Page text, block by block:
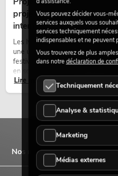
projecteurs à tête mobile
intempéries pour les
Les lyres outdoor sont des
une utilisation en extérieur. Elles
festivals, de fêtes urbaines, de
en scène architecturales et
temporaires.
Lire maintenant
Nos marques
Vous pouvez décider vous-
services auxquels vous
services techniquement
indispensables et ne peuvent
Vous trouverez de plus
dans notre déclaration de
Techniquement
Analyse &
Marketing
Médias externes